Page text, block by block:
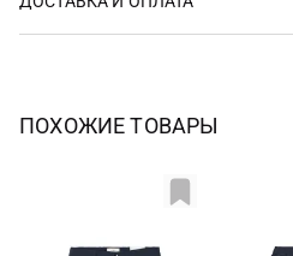
ПОХОЖИЕ ТОВАРЫ